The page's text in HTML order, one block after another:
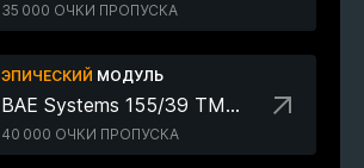
35 000 ОЧКИ ПРОПУСКА
ЭПИЧЕСКИЙ МОДУЛЬ
BAE Systems 155/39 TMF (155 мм)
40 000 ОЧКИ ПРОПУСКА